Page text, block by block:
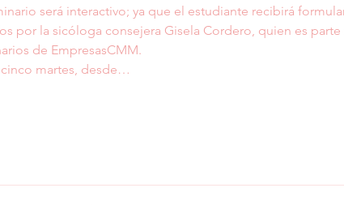
será interactivo; ya que el estudiante recibirá
por la sicóloga consejera Gisela Cordero, quien es
de EmpresasCMM.
cinco martes, desde…